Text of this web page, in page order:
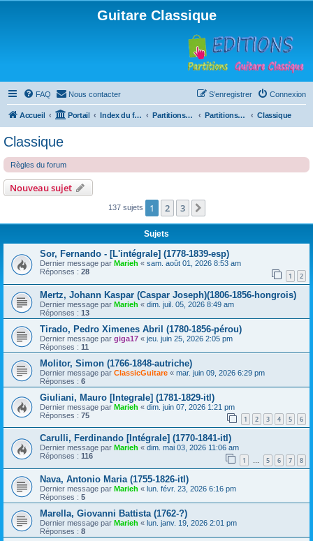
Guitare Classique
FAQ Nous contacter Connexion
S’enregistrer
Accueil Portail Index du forum Partitions pour guitare en libre téléchargement Partitions classées par compositeur Classique
Classique
Règles du forum
Nouveau sujet
137 sujets 1 2 3
Sujets
Sor, Fernando - [L'intégrale] (1778-1839-esp)
Dernier message par Marieh « sam. août 01, 2026 8:53 am
Réponses : 28 1 2
Mertz, Johann Kaspar (Caspar Joseph)(1806-1856-hongrois)
Dernier message par Marieh « dim. juil. 05, 2026 8:49 am
Réponses : 13
Tirado, Pedro Ximenes Abril (1780-1856-pérou)
Dernier message par giga17 « jeu. juin 25, 2026 2:05 pm
Réponses : 11
Molitor, Simon (1766-1848-autriche)
Dernier message par ClassicGuitare « mar. juin 09, 2026 6:29 pm
Réponses : 6
Giuliani, Mauro [Integrale] (1781-1829-itl)
Dernier message par Marieh « dim. juin 07, 2026 1:21 pm
Réponses : 75 1 2 3 4 5 6
Carulli, Ferdinando [Intégrale] (1770-1841-itl)
Dernier message par Marieh « dim. mai 03, 2026 11:06 am
Réponses : 116 1 … 5 6 7 8
Nava, Antonio Maria (1755-1826-itl)
Dernier message par Marieh « lun. févr. 23, 2026 6:16 pm
Réponses : 5
Marella, Giovanni Battista (1762-?)
Dernier message par Marieh « lun. janv. 19, 2026 2:01 pm
Réponses : 8